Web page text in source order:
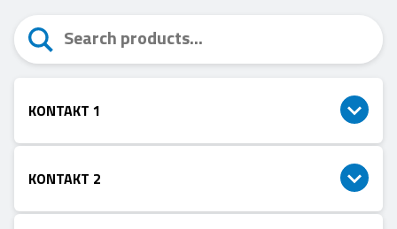
KONTAKT 1
KONTAKT 2